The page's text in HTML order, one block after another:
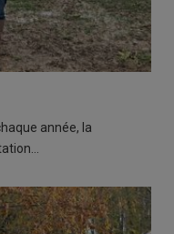
année, la